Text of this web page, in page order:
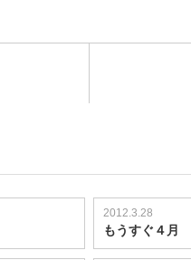
2012.3.28
もうすぐ４月